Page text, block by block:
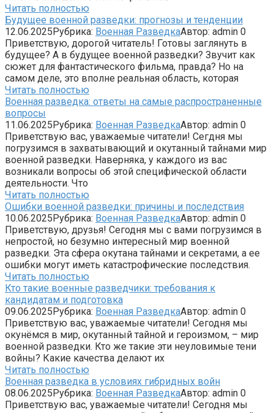
Читать полностью
Будущее военной разведки: прогнозы и тенденции
12.06.2025Рубрика: Военная РазведкаАвтор: admin 0
Приветствую, дорогой читатель! Готовы заглянуть в
будущее? А в будущее военной разведки? Звучит как
сюжет для фантастического фильма, правда? Но на
самом деле, это вполне реальная область, которая
Читать полностью
Военная разведка: ответы на самые распространенные
вопросы
11.06.2025Рубрика: Военная РазведкаАвтор: admin 0
Приветствую вас, уважаемые читатели! Сегдня мы
погрузимся в захватывающий и окутанный тайнами мир
военной разведки. Наверняка, у каждого из вас
возникали вопросы об этой специфической области
деятельности. Что
Читать полностью
Ошибки военной разведки: причины и последствия
10.06.2025Рубрика: Военная РазведкаАвтор: admin 0
Приветствую, друзья! Сегодня мы с вами погрузимся в
непростой, но безумно интересный мир военной
разведки. Эта сфера окутана тайнами и секретами, а ее
ошибки могут иметь катастрофические последствия.
Читать полностью
Кто такие военные разведчики: требования к
кандидатам и подготовка
09.06.2025Рубрика: Военная РазведкаАвтор: admin 0
Приветствую вас, уважаемые читатели! Сегодня мы
окунёмся в мир, окутанный тайной и героизмом, – мир
военной разведки. Кто же такие эти неуловимые тени
войны? Какие качества делают их
Читать полностью
Военная разведка в условиях гибридных войн
08.06.2025Рубрика: Военная РазведкаАвтор: admin 0
Приветствую вас, уважаемые читатели! Сегодня мы